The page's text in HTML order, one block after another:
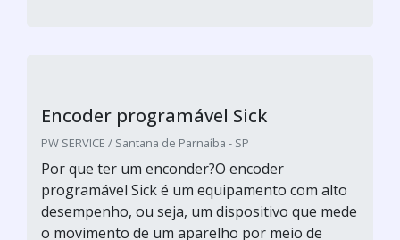
Conheça o produtoO CLP rele programável é
um equipamento que contém uma excelente
quantidade de funcionalidades e recursos. Esse
equipamento possui tamanho reduzido
quando comparado aos CLPs de médio e
grande porte, o que o tornar o equipamento